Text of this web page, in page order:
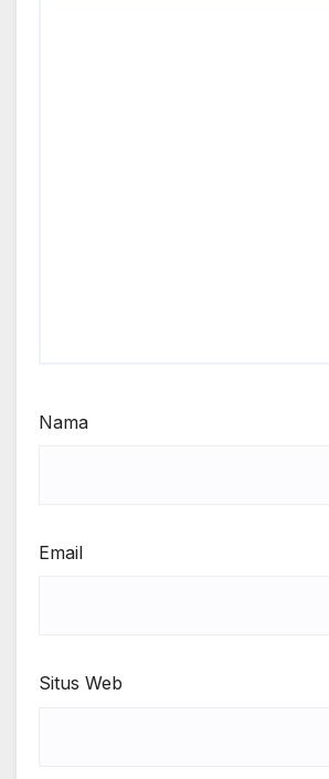
Nama
Email
Situs Web